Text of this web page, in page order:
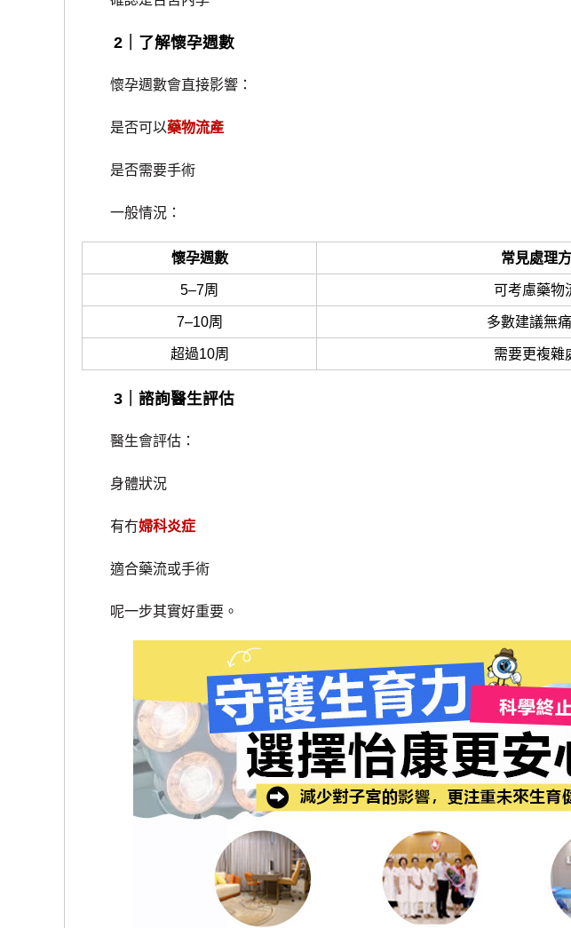
2｜了解懷孕週數
懷孕週數會直接影響：
是否可以藥物流產
是否需要手術
一般情況：
懷孕週數 常見處理
5–7周 可考慮藥物
7–10周 多數建議無
超過10周 需要更複雜
3｜諮詢醫生評估
醫生會評估：
身體狀況
有冇婦科炎症
適合藥流或手術
呢一步其實好重要。